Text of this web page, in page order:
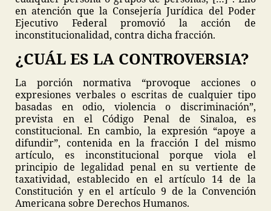
en atención que la Consejería Jurídica del Poder
Ejecutivo Federal promovió la acción de
inconstitucionalidad, contra dicha fracción.
¿CUÁL ES LA CONTROVERSIA?
La porción normativa “provoque acciones o
expresiones verbales o escritas de cualquier tipo
basadas en odio, violencia o discriminación”,
prevista en el Código Penal de Sinaloa, es
constitucional. En cambio, la expresión “apoye a
difundir”, contenida en la fracción I del mismo
artículo, es inconstitucional porque viola el
principio de legalidad penal en su vertiente de
taxatividad, establecido en el artículo 14 de la
Constitución y en el artículo 9 de la Convención
Americana sobre Derechos Humanos.